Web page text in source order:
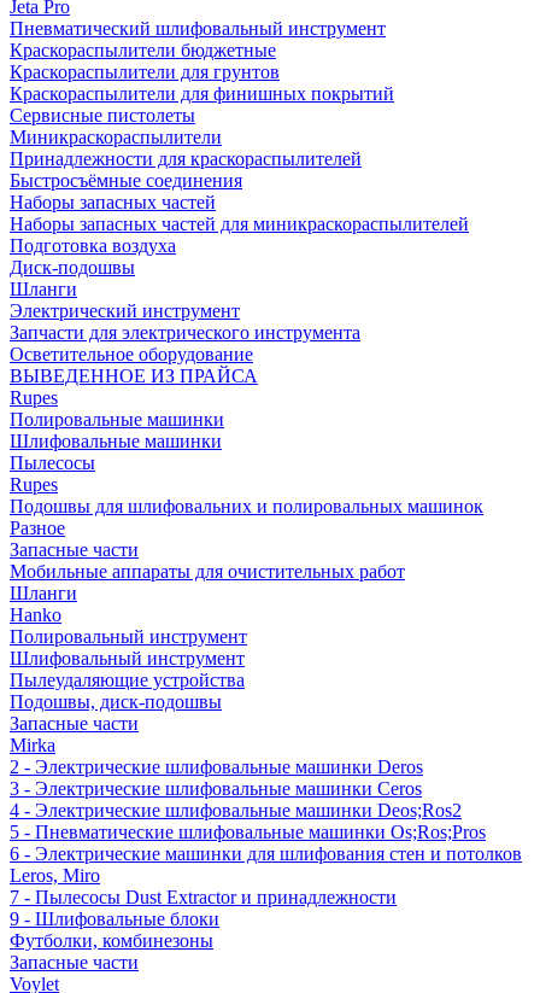
Jeta Pro
Пневматический шлифовальный инструмент
Краскораспылители бюджетные
Краскораспылители для грунтов
Краскораспылители для финишных покрытий
Сервисные пистолеты
Миникраскораспылители
Принадлежности для краскораспылителей
Быстросъёмные соединения
Наборы запасных частей
Наборы запасных частей для миникраскораспылителей
Подготовка воздуха
Диск-подошвы
Шланги
Электрический инструмент
Запчасти для электрического инструмента
Осветительное оборудование
ВЫВЕДЕННОЕ ИЗ ПРАЙСА
Rupes
Полировальные машинки
Шлифовальные машинки
Пылесосы
Rupes
Подошвы для шлифовальних и полировальных машинок
Разное
Запасные части
Мобильные аппараты для очистительных работ
Шланги
Hanko
Полировальный инструмент
Шлифовальный инструмент
Пылеудаляющие устройства
Подошвы, диск-подошвы
Запасные части
Mirka
2 - Электрические шлифовальные машинки Deros
3 - Электрические шлифовальные машинки Ceros
4 - Электрические шлифовальные машинки Deos;Ros2
5 - Пневматические шлифовальные машинки Os;Ros;Pros
6 - Электрические машинки для шлифования стен и потолков
Leros, Miro
7 - Пылесосы Dust Extractor и принадлежности
9 - Шлифовальные блоки
Футболки, комбинезоны
Запасные части
Voylet